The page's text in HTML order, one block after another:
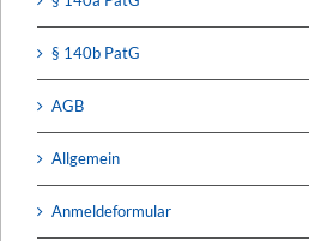
§ 140b PatG
AGB
Allgemein
Anmeldeformular